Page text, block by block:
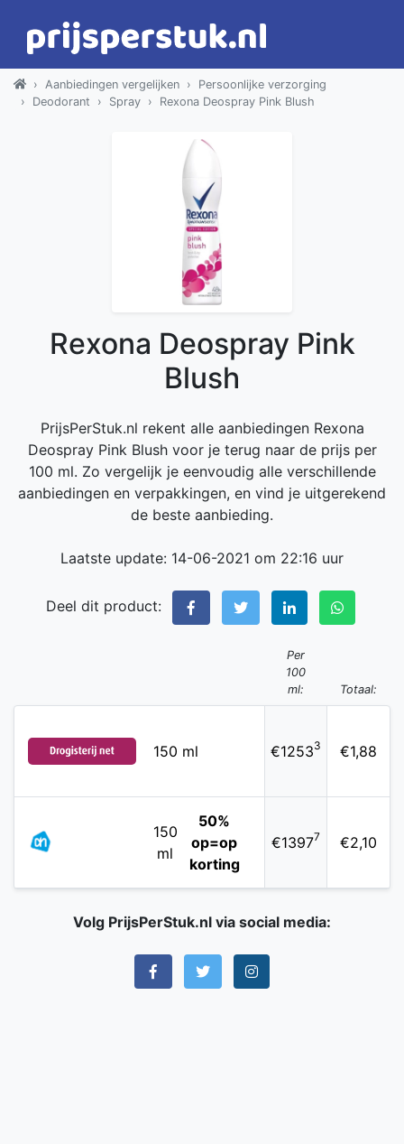
Aanbiedingen vergelijken
Persoonlijke verzorging
Deodorant
Spray Rexona Deospray Pink Blush
Rexona Deospray Pink
Blush
PrijsPerStuk.nl rekent alle aanbiedingen Rexona
Deospray Pink Blush voor je terug naar de prijs per
100 ml. Zo vergelijk je eenvoudig alle verschillende
aanbiedingen en verpakkingen, en vind je uitgerekend
de beste aanbieding.
Laatste update: 14-06-2021 om 22:16 uur
Deel dit product:
Per
100
ml:
Totaal:
150 ml €12533 €1,88
150
ml
50%
op=op
korting
€13977 €2,10
Volg PrijsPerStuk.nl via social media: